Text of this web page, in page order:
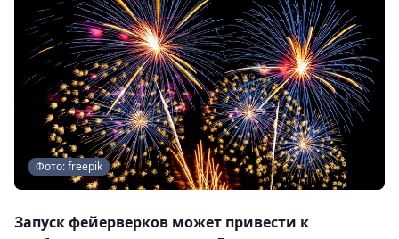
Фото: freepik
Запуск фейерверков может привести к